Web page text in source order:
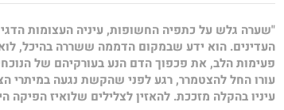
"שערה גלש על כתפיה החשופות, עיניה העצומות
העדינים. הוא ידע שבמקום הדממה ששררה בהיכל,
פעימות הלב, את פכפוך הדם הנע בעורקיהם של
עורו החל להצטמרר, רגע לפני שהקשת נגעה במיתרי
עיניו בהקלה מזככת. להאזין לצלילים שלואיז הפיקה